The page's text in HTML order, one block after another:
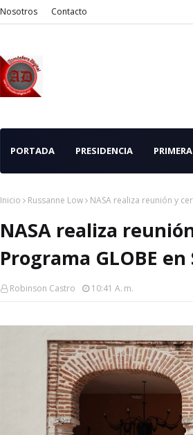
Nosotros Contacto
PORTADA PRESIDENCIA
Inicio Russanne Low NASA realiza reunión y
NASA realiza
Programa GLOBE
Robinson Castro 10:41 A. M.